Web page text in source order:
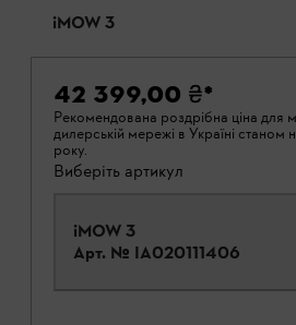
iMOW 3
42 399,00 ₴*
Рекомендована роздрібна ціна для
дилерській мережі в Україні станом
року.
Виберіть артикул
iMOW 3
Арт. № IA020111406